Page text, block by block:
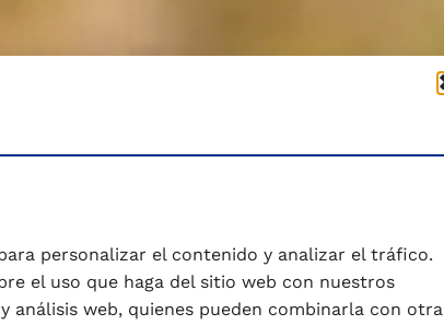
personalizar el contenido y analizar el tráfico.
el uso que haga del sitio web con nuestros
análisis web, quienes pueden combinarla con otra